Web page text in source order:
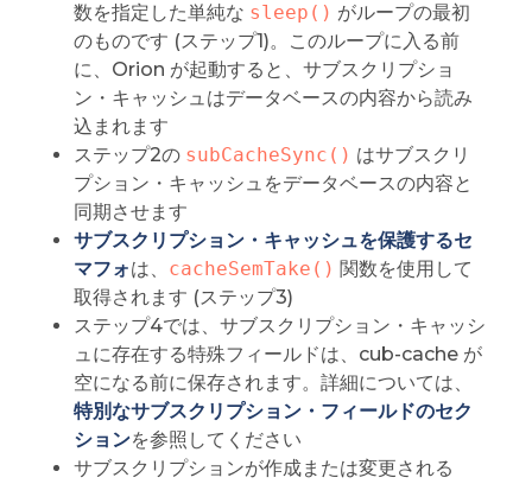
数を指定した単純な sleep() がループの最初
のものです (ステップ1)。このループに入る前
に、Orion が起動すると、サブスクリプショ
ン・キャッシュはデータベースの内容から読み
込まれます
ステップ2の subCacheSync() はサブスクリ
プション・キャッシュをデータベースの内容と
同期させます
サブスクリプション・キャッシュを保護するセ
マフォは、 cacheSemTake() 関数を使用して
取得されます (ステップ3)
ステップ4では、サブスクリプション・キャッシ
ュに存在する特殊フィールドは、cub-cache が
空になる前に保存されます。詳細については、
特別なサブスクリプション・フィールドのセク
ションを参照してください
サブスクリプションが作成または変更される